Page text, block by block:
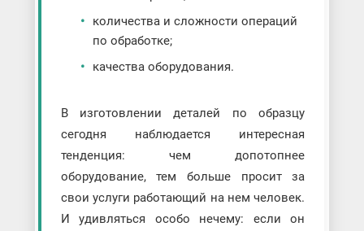
количества и сложности операций
по обработке;
качества оборудования.
В изготовлении деталей по образцу
сегодня наблюдается интересная
тенденция: чем допотопнее
оборудование, тем больше просит за
свои услуги работающий на нем человек.
И удивляться особо нечему: если он